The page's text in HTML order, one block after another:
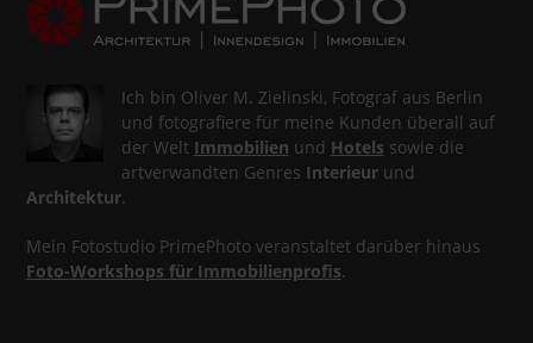
Ich bin Oliver M. Zielinski, Fotograf aus Berlin
und fotografiere für meine Kunden überall auf
der Welt Immobilien und Hotels sowie die
artverwandten Genres Interieurund
Architektur.
Mein Fotostudio PrimePhoto veranstaltet darüber hinaus
Foto-Workshops für Immobilienprofis.